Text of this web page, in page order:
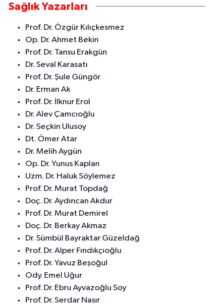
Sağlık Yazarları
Prof. Dr. Özgür Kılıçkesmez
Op. Dr. Ahmet Bekin
Prof. Dr. Tansu Erakgün
Dr. Seval Karasatı
Prof. Dr. Şule Güngör
Dr. Erman Ak
Prof. Dr. İlknur Erol
Dr. Alev Çamcıoğlu
Dr. Seçkin Ulusoy
Dt. Ömer Atar
Dr. Melih Aygün
Op. Dr. Yunus Kaplan
Uzm. Dr. Haluk Söylemez
Prof. Dr. Murat Topdağ
Doç. Dr. Aydıncan Akdur
Prof. Dr. Murat Demirel
Doç. Dr. Berkay Akmaz
Dr. Sümbül Bayraktar Güzeldağ
Prof. Dr. Alper Fındıkçıoğlu
Prof. Dr. Yavuz Beşoğul
Ody. Emel Uğur
Prof. Dr. Ebru Ayvazoğlu Soy
Prof. Dr. Serdar Nasır